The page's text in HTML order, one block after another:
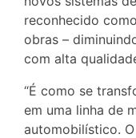
reconhecido
obras –
com alta
“É como se
em uma linha de
automobilístico.